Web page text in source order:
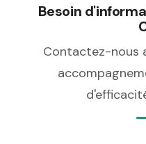
Besoin
Contactez-nous